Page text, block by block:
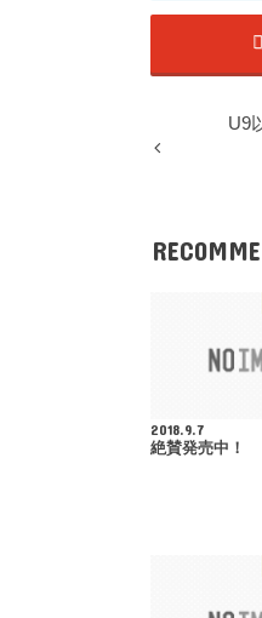
U9
2018.9.7
絶賛発売中！